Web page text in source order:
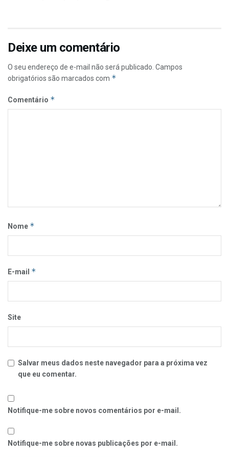
Deixe um comentário
O seu endereço de e-mail não será publicado. Campos
obrigatórios são marcados com *
Comentário *
Nome *
E-mail *
Site
Salvar meus dados neste navegador para a próxima vez
que eu comentar.
Notifique-me sobre novos comentários por e-mail.
Notifique-me sobre novas publicações por e-mail.